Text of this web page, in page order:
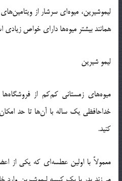
همانند بیشتر میوه‌ها دارای خواص
لیمو شیرین
میوه‌های زمستانی کم‌کم از
خداحافظی یک ساله با آن‌ها تا حد
کنید.
معمولاً با اولین عطسه‌ای که یکی از